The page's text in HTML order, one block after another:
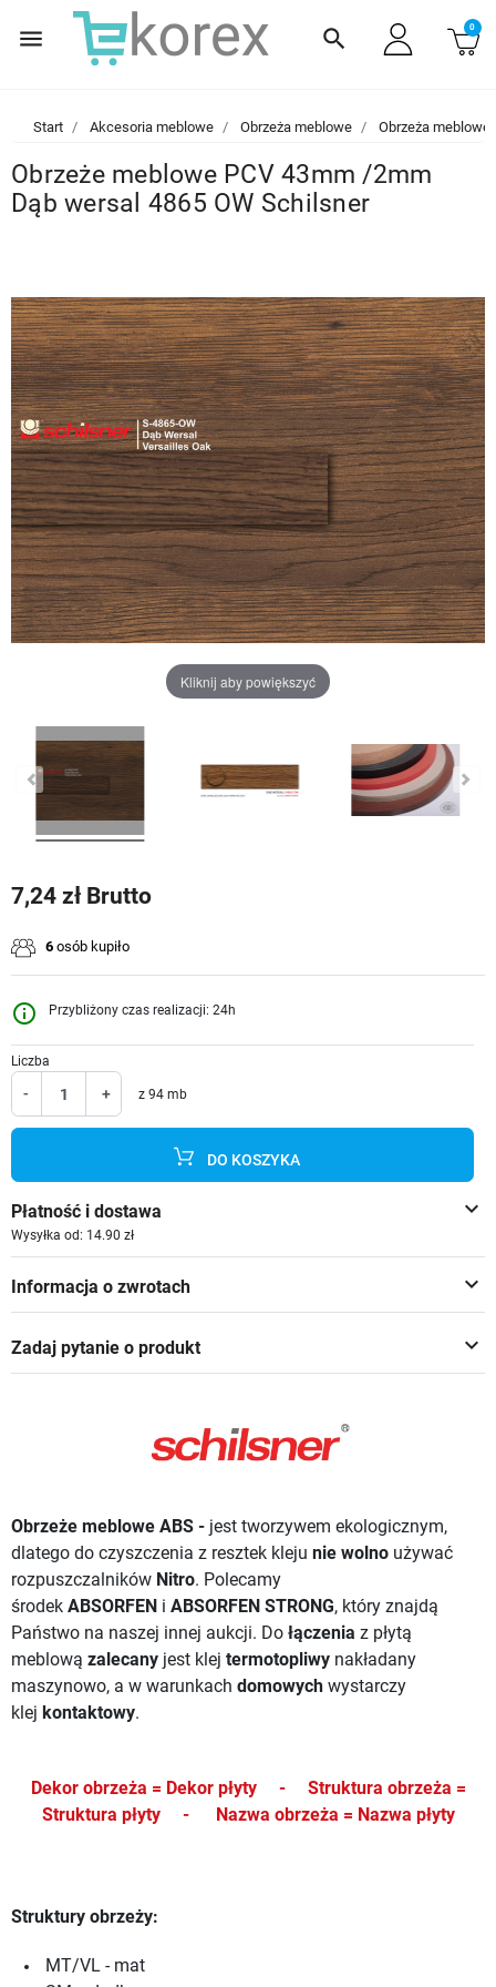
menu search 0
Start Akcesoria meblowe Obrzeża meblowe Obrzeża meblowe
Obrzeże meblowe PCV 43mm /2mm
Dąb wersal 4865 OW Schilsner
Kliknij aby powiększyć
7,24 zł Brutto
6 osób kupiło
info_outline Przybliżony czas realizacji: 24h
Liczba
- + z 94 mb
DO KOSZYKA
keyboard_arrow_down
Płatność i dostawa
Wysyłka od: 14.90 zł
keyboard_arrow_down
Informacja o zwrotach
keyboard_arrow_down
Zadaj pytanie o produkt
Obrzeże meblowe ABS - jest tworzywem ekologicznym,
dlatego do czyszczenia z resztek kleju nie wolno używać
rozpuszczalników Nitro. Polecamy
środek ABSORFEN i ABSORFEN STRONG, który znajdą
Państwo na naszej innej aukcji. Do łączenia z płytą
meblową zalecany jest klej termotopliwy nakładany
maszynowo, a w warunkach domowych wystarczy
klej kontaktowy.
Dekor obrzeża = Dekor płyty - Struktura obrzeża =
Struktura płyty - Nazwa obrzeża = Nazwa płyty
Struktury obrzeży:
MT/VL - mat